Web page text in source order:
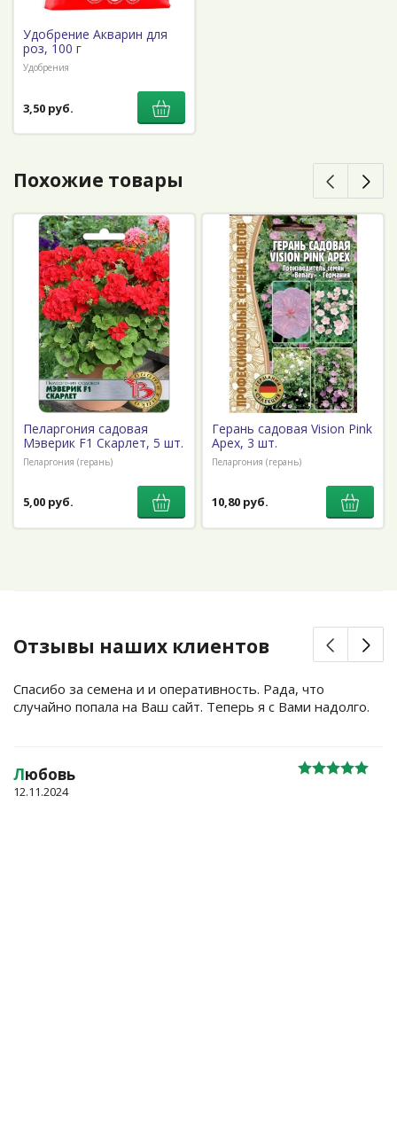
Удобрение Акварин для
роз, 100 г
Удобрения
3,50 руб.
Похожие товары
Пеларгония садовая
Мэверик F1 Скарлет, 5 шт.
Пеларгония (герань)
5,00 руб.
Герань садовая Vision Pink
Apex, 3 шт.
Пеларгония (герань)
10,80 руб.
Отзывы наших клиентов
Спасибо за семена и и оперативность. Рада, что
случайно попала на Ваш сайт. Теперь я с Вами надолго.
Любовь
12.11.2024